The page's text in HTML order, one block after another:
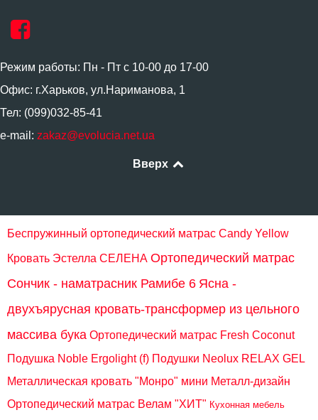
Режим работы: Пн - Пт с 10-00 до 17-00
Офис: г.Харьков, ул.Нариманова, 1
Тел: (099)032-85-41
e-mail: zakaz@evolucia.net.ua
Вверх
Беспружинный ортопедический матрас Candy Yellow
Кровать Эстелла СЕЛЕНА Ортопедический матрас
Сончик - наматрасник Рамибе 6 Ясна -
двухъярусная кровать-трансформер из цельного
массива бука Ортопедический матрас Fresh Coconut
Подушка Noble Ergolight (f) Подушки Neolux RELAX GEL
Металлическая кровать "Монро" мини Металл-дизайн
Ортопедический матрас Велам "ХИТ" Кухонная мебель